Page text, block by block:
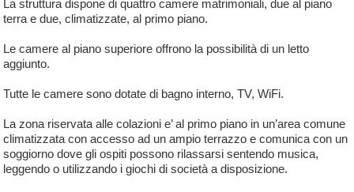
La struttura dispone di quattro camere matrimoniali, due al piano
terra e due, climatizzate, al primo piano.
Le camere al piano superiore offrono la possibilità di un letto
aggiunto.
Tutte le camere sono dotate di bagno interno, TV, WiFi.
La zona riservata alle colazioni e’ al primo piano in un’area comune
climatizzata con accesso ad un ampio terrazzo e comunica con un
soggiorno dove gli ospiti possono rilassarsi sentendo musica,
leggendo o utilizzando i giochi di società a disposizione.